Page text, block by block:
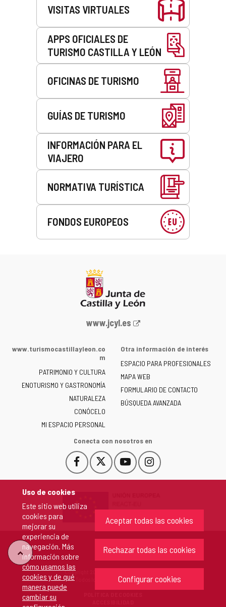
Uso de cookies
Este sitio web utiliza
cookies para
mejorar su
experiencia de
navegación. Más
información sobre
cómo usamos las
cookies y de qué
manera puede
cambiar su
Aceptar todas las cookies
Rechazar todas las cookies
Configurar cookies
VISITAS VIRTUALES
APPS OFICIALES DE
TURISMO CASTILLA Y LEÓN
OFICINAS DE TURISMO
GUÍAS DE TURISMO
INFORMACIÓN PARA EL
VIAJERO
NORMATIVA TURÍSTICA
FONDOS EUROPEOS
Portal
la
de
Castilla
y
León
-
www.jcyl.es
www.turismocastillayleon.co
m
PATRIMONIO Y CULTURA
ENOTURISMO Y GASTRONOMÍA
NATURALEZA
CONÓCELO
MI ESPACIO PERSONAL
Otra información de interés
ESPACIO PARA PROFESIONALES
MAPA WEB
FORMULARIO DE CONTACTO
BÚSQUEDA AVANZADA
Conecta con nosotros en
Facebook
Este
enlace
en
nueva.
Este
enlace
una
ventana
nueva.
YouTube
Este
enlace
una
ventana
nueva.
Instagram
Este
enlace
una
ventana
nueva.
"Volver
arriba"
Copyright 2026 - Junta de Castilla y León
Todos los derechos reservados.